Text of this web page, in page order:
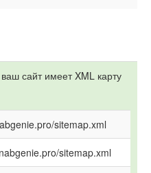
сайт имеет XML карту
sitemap.xml
sitemap.xml